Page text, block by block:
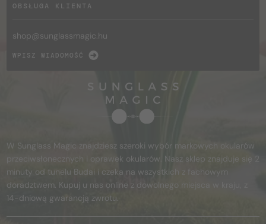
OBSŁUGA KLIENTA
shop@sunglassmagic.hu
WPISZ WIADOMOŚĆ
W Sunglass Magic znajdziesz szeroki wybór markowych okularów
przeciwsłonecznych i oprawek okularów. Nasz sklep znajduje się 2
minuty od tunelu Budai i czeka na wszystkich z fachowym
doradztwem. Kupuj u nas online z dowolnego miejsca w kraju, z
14-dniową gwarancją zwrotu.